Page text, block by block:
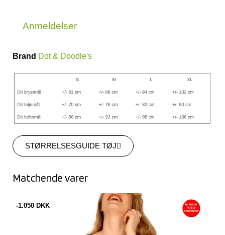
Anmeldelser
Brand Dot & Doodle's
STØRRELSESGUIDE TØJ
Matchende varer
-1.050 DKK